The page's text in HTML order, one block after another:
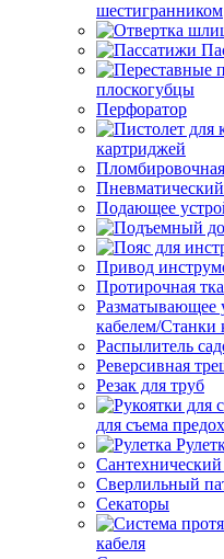
шестигранником
плоскогубцы
Перфоратор
картриджей
Подающее
Привод
Протирочная
Разматывающее
кабелем/Станки
Распылитель
Реверсивная
Резак для труб
для съема
Сверлильный
Секаторы
кабеля